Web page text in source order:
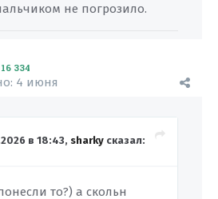
не погрозило.
16 334
4 июня
в 18:43, sharky сказал:
то?) а скольн